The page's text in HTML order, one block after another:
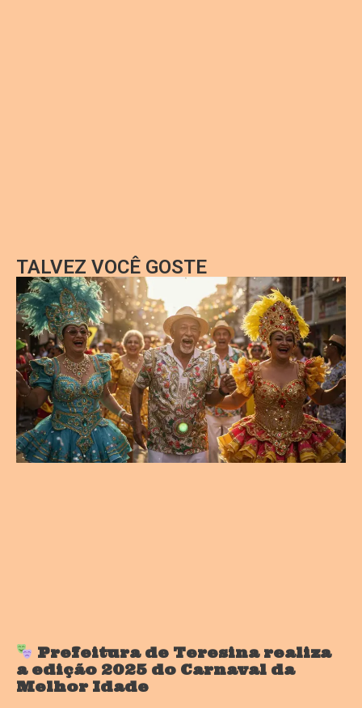
TALVEZ VOCÊ GOSTE
Prefeitura de Teresina realiza
a edição 2025 do Carnaval da
Melhor Idade